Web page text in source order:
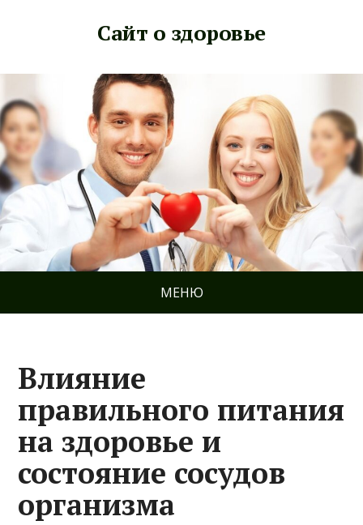
Сайт о здоровье
МЕНЮ
Влияние
правильного питания
на здоровье и
состояние сосудов
организма